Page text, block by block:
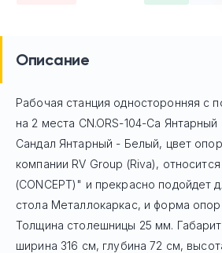
Описание
Рабочая станция односторонняя с
на 2 места CN.ORS-104-Са
Сандал Янтарный - Белый, цвет
компании RV Group (Riva),
(CONCEPT)" и прекрасно подойдет
стола Mеталлокаркас, и форма
Толщина столешницы 25 мм.
ширина 316 см, глубина 72 см,